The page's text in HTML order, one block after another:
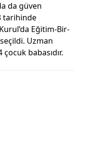
da güven
tarihinde
Eğitim-Bir-
Uzman
babasıdır.